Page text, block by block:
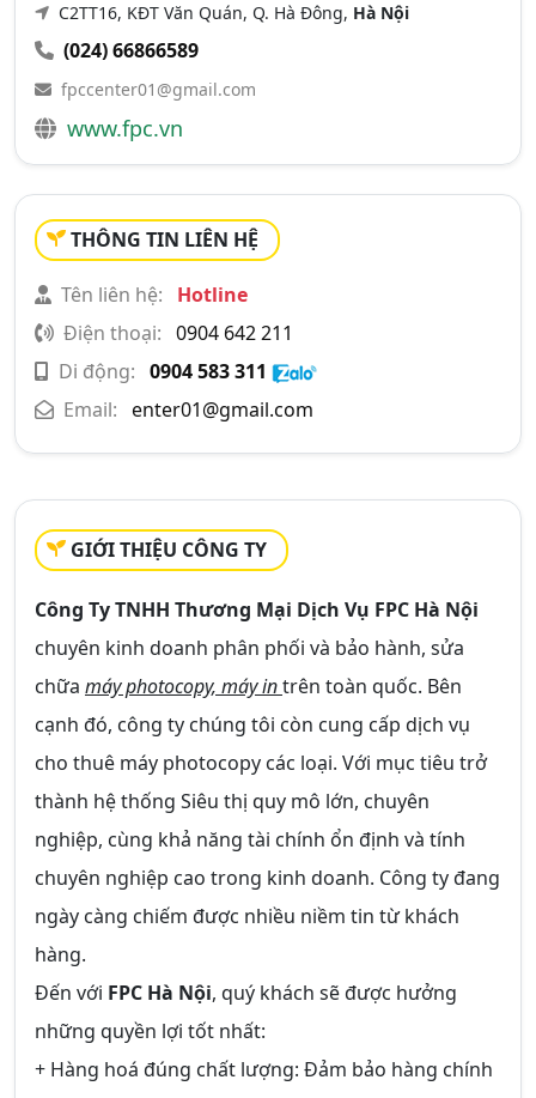
C2TT16, KĐT Văn Quán, Q. Hà Đông, Hà Nội
(024) 66866589
fpccenter01@gmail.com
www.fpc.vn
THÔNG TIN LIÊN HỆ
Tên liên hệ:
Hotline
Điện thoại: 0904 642 211
Di động: 0904 583 311
Email: enter01@gmail.com
GIỚI THIỆU CÔNG TY
Công Ty TNHH Thương Mại Dịch Vụ FPC Hà Nội
chuyên kinh doanh phân phối và bảo hành, sửa
chữa máy photocopy, máy intrên toàn quốc. Bên
cạnh đó, công ty chúng tôi còn cung cấp dịch vụ
cho thuê máy photocopy các loại. Với mục tiêu trở
thành hệ thống Siêu thị quy mô lớn, chuyên
nghiệp, cùng khả năng tài chính ổn định và tính
chuyên nghiệp cao trong kinh doanh. Công ty đang
ngày càng chiếm được nhiều niềm tin từ khách
hàng.
Đến với FPC Hà Nội, quý khách sẽ được hưởng
những quyền lợi tốt nhất:
+ Hàng hoá đúng chất lượng: Đảm bảo hàng chính